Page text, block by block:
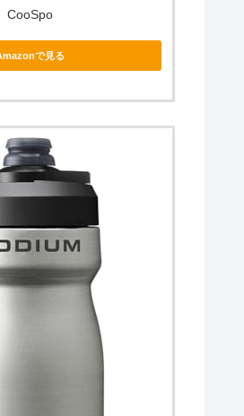
CooSpo
で見る